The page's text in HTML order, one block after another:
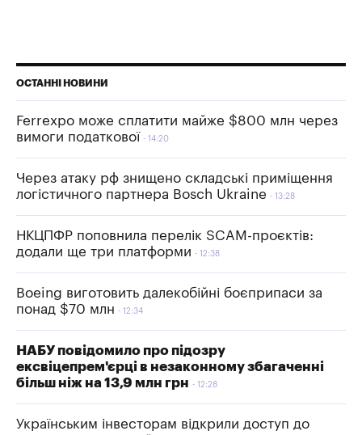
ОСТАННІ НОВИНИ
Ferrexpo може сплатити майже $800 млн через
вимоги податкової
14:20
Через атаку рф знищено складські приміщення
логістичного партнера Bosch Ukraine
13:28
НКЦПФР поповнила перелік SCAM-проєктів:
додали ще три платформи
12:38
Boeing виготовить далекобійні боєприпаси за
понад $70 млн
12:34
НАБУ повідомило про підозру
ексвіцепрем'єрці в незаконному збагаченні
більш ніж на 13,9 млн грн
12:28
Українським інвесторам відкрили доступ до